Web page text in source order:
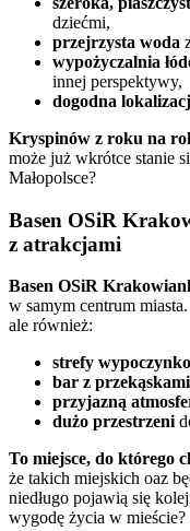
dziećmi,
przejrzysta woda
wypożyczalnia
innej perspektywy,
dogodna
Kryspinów z roku na
może już wkrótce stanie
Małopolsce?
Basen OSiR
z atrakcjami
Basen OSiR
w samym centrum
ale również:
strefy
bar z
przyjazną
dużo przestrzeni
To miejsce, do którego
że takich miejskich oaz
niedługo pojawią się
wygodę życia w mieście?